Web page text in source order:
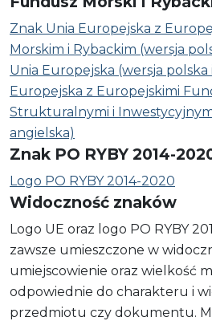
Znak Unia Europejska z
Morskim i Rybackim (wersja
Unia Europejska (wersja polska
Europejska z Europejskimi
Strukturalnymi i
angielska)
Znak PO RYBY 2014-
Logo PO RYBY 2014-2020
Widoczność znaków
Logo UE oraz logo PO RYBY
zawsze umieszczone w
umiejscowienie oraz wielkość
odpowiednie do charakteru i
przedmiotu czy dokumentu.